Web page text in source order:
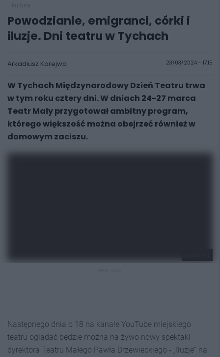
Powodzianie, emigranci, córki i
iluzje. Dni teatru w Tychach
Arkadiusz Korejwo 23/03/2024 - 17:15
W Tychach Międzynarodowy Dzień Teatru trwa
w tym roku cztery dni. W dniach 24-27 marca
Teatr Mały przygotował ambitny program,
którego większość można obejrzeć również w
domowym zaciszu.
Następnego dnia o 18 na kanale YouTube miejskiego
teatru oglądać będzie można na żywo nowy spektakl
dyrektora Teatru Małego Pawła Drzewieckiego - „Iluzje” na